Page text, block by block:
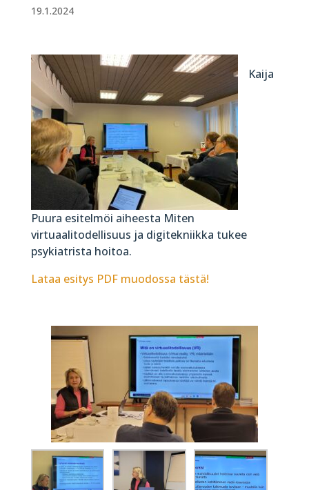
19.1.2024
Kaija
Puura esitelmöi aiheesta Miten
virtuaalitodellisuus ja digitekniikka tukee
psykiatrista hoitoa.
Lataa esitys PDF muodossa tästä!